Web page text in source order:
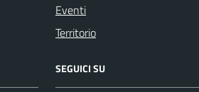
Eventi
Territorio
SEGUICI SU